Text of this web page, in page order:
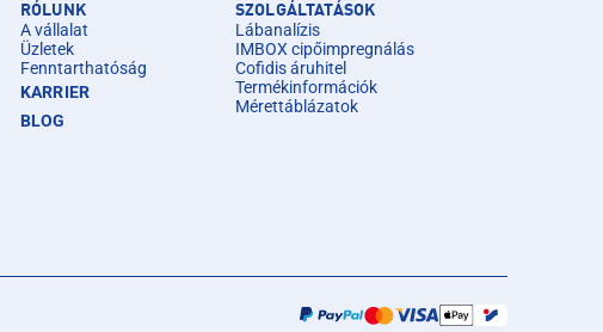
RÓLUNK
A vállalat
Üzletek
Fenntarthatóság
KARRIER
BLOG
SZOLGÁLTATÁSOK
Lábanalízis
IMBOX cipőimpregnálás
Cofidis áruhitel
Termékinformációk
Mérettáblázatok